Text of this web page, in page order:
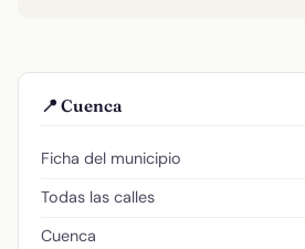
📍 Cuenca
Ficha del municipio
Todas las calles
Cuenca